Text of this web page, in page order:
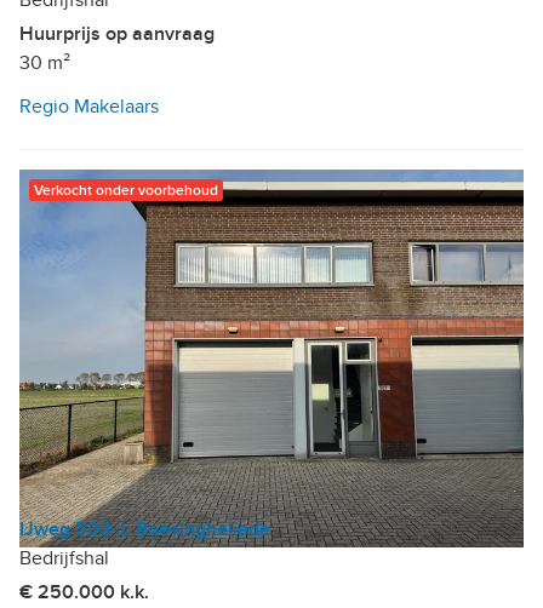
Huurprijs op aanvraag
30 m²
Regio Makelaars
Verkocht onder voorbehoud
IJweg 503-J, Boesingheliede
Bedrijfshal
€ 250.000 k.k.